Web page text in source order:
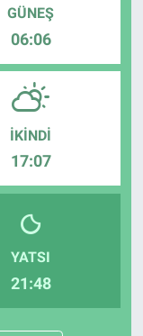
GÜNEŞ
06:06
İKINDI
17:07
YATSI
21:48